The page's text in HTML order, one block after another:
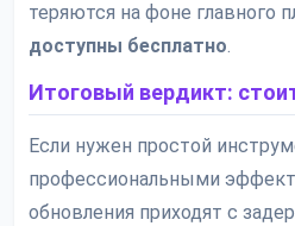
теряются на фоне главного
доступны бесплатно.
Итоговый вердикт:
Если нужен простой
профессиональными
обновления приходят с